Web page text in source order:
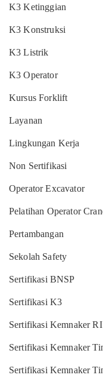
K3 Ketinggian
K3 Konstruksi
K3 Listrik
K3 Operator
Kursus Forklift
Layanan
Lingkungan Kerja
Non Sertifikasi
Operator Excavator
Pelatihan Operator
Pertambangan
Sekolah Safety
Sertifikasi BNSP
Sertifikasi K3
Sertifikasi Kemnaker RI
Sertifikasi Kemnaker
Sertifikasi Kemnaker